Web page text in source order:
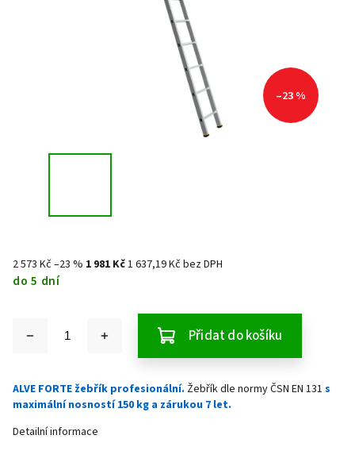
–23 %
2 573 Kč–23 % 1 981 Kč1 637,19 Kč bez DPH
do 5 dní
Přidat do košíku
ALVE FORTE žebřík profesionální. Žebřík dle normy ČSN EN 131 s
maximální nosností 150 kg a zárukou 7 let.
Detailní informace